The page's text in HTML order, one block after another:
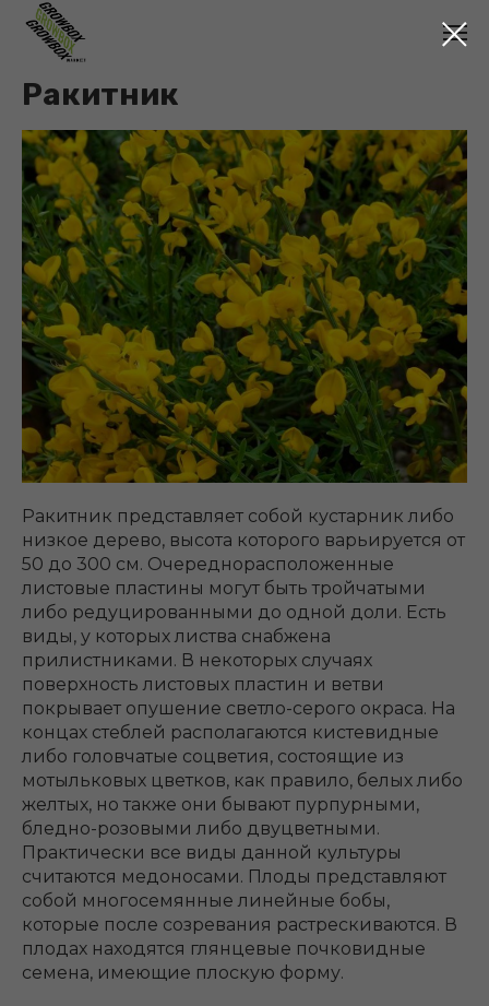
Ракитник
Ракитник представляет собой кустарник либо
низкое дерево, высота которого варьируется от
50 до 300 см. Очереднорасположенные
листовые пластины могут быть тройчатыми
либо редуцированными до одной доли. Есть
виды, у которых листва снабжена
прилистниками. В некоторых случаях
поверхность листовых пластин и ветви
покрывает опушение светло-серого окраса. На
концах стеблей располагаются кистевидные
либо головчатые соцветия, состоящие из
мотыльковых цветков, как правило, белых либо
желтых, но также они бывают пурпурными,
бледно-розовыми либо двуцветными.
Практически все виды данной культуры
считаются медоносами. Плоды представляют
собой многосемянные линейные бобы,
которые после созревания растрескиваются. В
плодах находятся глянцевые почковидные
семена, имеющие плоскую форму.